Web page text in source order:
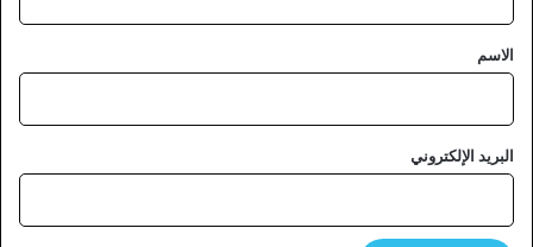
*
الاسم
البريد الإلكتروني